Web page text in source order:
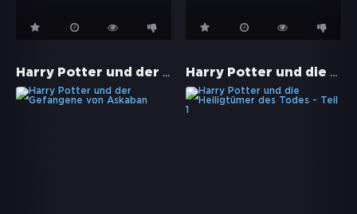
Harry Potter und der Gefangene von Askaban Harry Potter und die Heiligtümer des Todes - Teil 1